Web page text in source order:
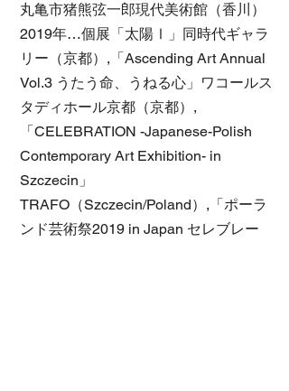
丸亀市猪熊弦一郎現代美術館（香川）
2019年…個展「太陽Ⅰ」同時代ギャラ
リー（京都）,「Ascending Art Annual
Vol.3 うたう命、うねる心」ワコールス
タディホール京都（京都）,
「CELEBRATION -Japanese-Polish
Contemporary Art Exhibition- in
Szczecin」
TRAFO（Szczecin/Poland）,「ポーラ
ンド芸術祭2019 in Japan セレブレー